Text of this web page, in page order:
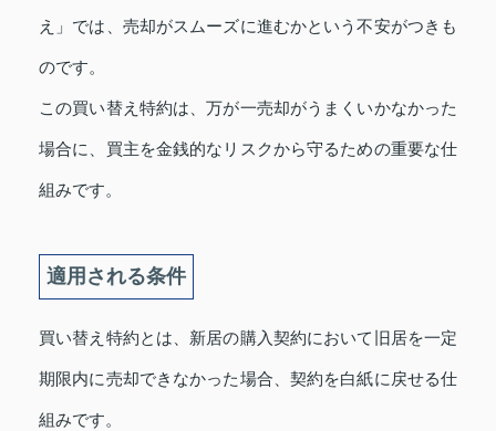
え」では、売却がスムーズに進むかという不安がつきも
のです。
この買い替え特約は、万が一売却がうまくいかなかった
場合に、買主を金銭的なリスクから守るための重要な仕
組みです。
適用される条件
買い替え特約とは、新居の購入契約において旧居を一定
期限内に売却できなかった場合、契約を白紙に戻せる仕
組みです。